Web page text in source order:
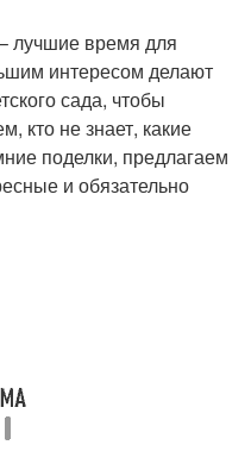
лучшие время для
интересом делают
сада, чтобы
кто не знает, какие
поделки, предлагаем
и обязательно